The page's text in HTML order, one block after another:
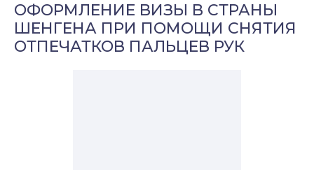
ОФОРМЛЕНИЕ ВИЗЫ В СТРАНЫ
ШЕНГЕНА ПРИ ПОМОЩИ СНЯТИЯ
ОТПЕЧАТКОВ ПАЛЬЦЕВ РУК